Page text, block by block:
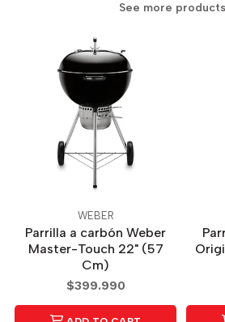
See more products
WEBER
Parrilla a carbón Weber
Master-Touch 22" (57
Cm)
$399.990